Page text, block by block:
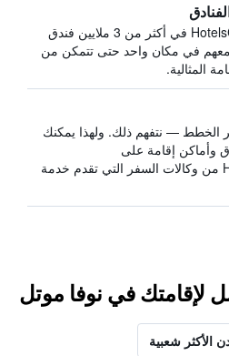
يبحث HotelsCombined في أكثر من 3 ملايين فندق
في مكان واحد حتى تتمكن من
المثالية.
الخطط — نتفهم ذلك. ولهذا يمكنك
وأماكن إقامة على
HotelsCombined من وكالات السفر التي تقدم خدمة
لإقامتك في نوفا موتل
الأكثر شعبية